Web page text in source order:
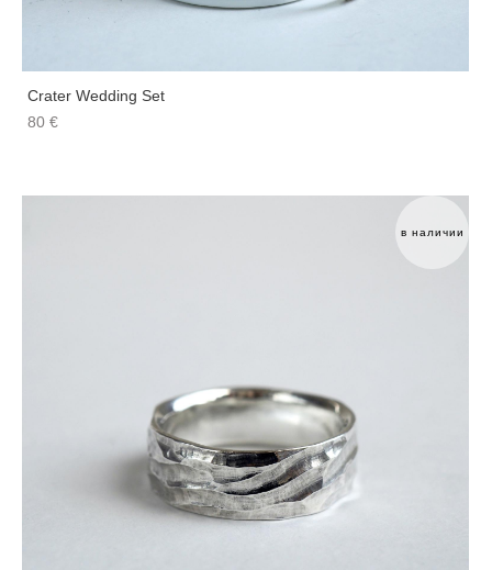
Crater Wedding Set
80 €
в наличии